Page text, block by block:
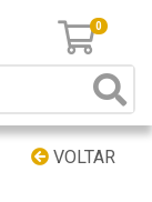
0
VOLTAR